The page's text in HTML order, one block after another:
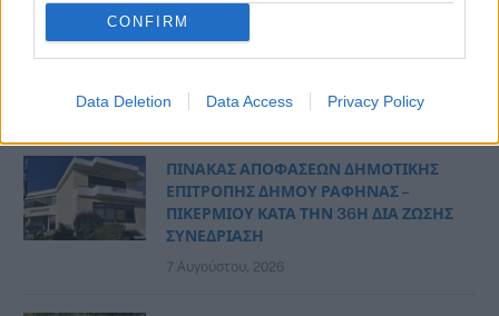
CONFIRM
Data Deletion Data Access Privacy Policy
Το Φεστιβάλ Μπύρας έρχεται στη
Βάρκιζα και προσκαλεί την τοπική
κοινωνία να γίνει μέρος ενός νέου
7 Αυγούστου, 2026
ΠΙΝΑΚΑΣ ΑΠΟΦΑΣΕΩΝ ΔΗΜΟΤΙΚΗΣ
ΕΠΙΤΡΟΠΗΣ ΔΗΜΟΥ ΡΑΦΗΝΑΣ –
ΠΙΚΕΡΜΙΟΥ ΚΑΤΑ ΤΗΝ 36Η ΔΙΑ ΖΩΣΗΣ
ΣΥΝΕΔΡΙΑΣΗ
7 Αυγούστου, 2026